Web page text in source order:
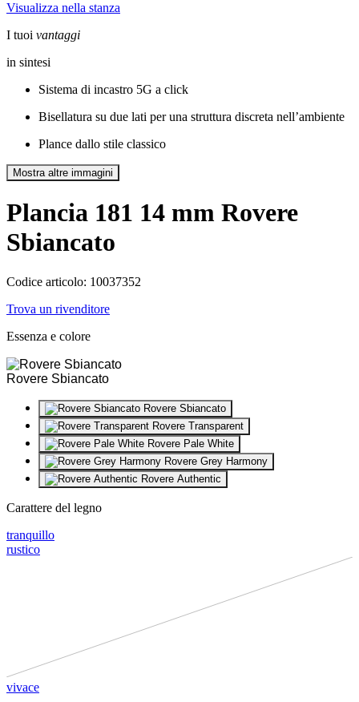
Visualizza nella stanza
I tuoi vantaggi
in sintesi
Sistema di incastro 5G a click
Bisellatura su due lati per una struttura discreta nell’ambiente
Plance dallo stile classico
Mostra altre immagini
Plancia 181 14 mm Rovere
Sbiancato
Codice articolo: 10037352
Trova un rivenditore
Essenza e colore
Rovere Sbiancato
Rovere Sbiancato
Rovere Transparent
Rovere Pale White
Rovere Grey Harmony
Rovere Authentic
Carattere del legno
tranquillo
rustico
vivace